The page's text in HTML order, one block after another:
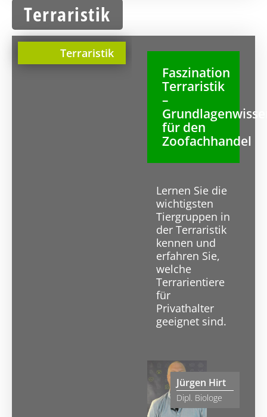
Terraristik
Terraristik
Faszination
Terraristik
–
für den
Zoofachhandel
Lernen Sie die
wichtigsten
Tiergruppen in
der Terraristik
kennen und
erfahren Sie,
welche
Terrarientiere
für
Privathalter
geeignet sind.
Jürgen Hirt
Dipl. Biologe